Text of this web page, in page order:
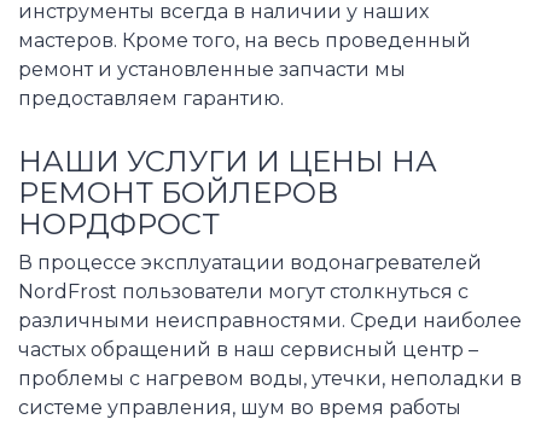
инструменты всегда в наличии у наших
мастеров. Кроме того, на весь проведенный
ремонт и установленные запчасти мы
предоставляем гарантию.
НАШИ УСЛУГИ И ЦЕНЫ НА
РЕМОНТ БОЙЛЕРОВ
НОРДФРОСТ
В процессе эксплуатации водонагревателей
NordFrost пользователи могут столкнуться с
различными неисправностями. Среди наиболее
частых обращений в наш сервисный центр –
проблемы с нагревом воды, утечки, неполадки в
системе управления, шум во время работы